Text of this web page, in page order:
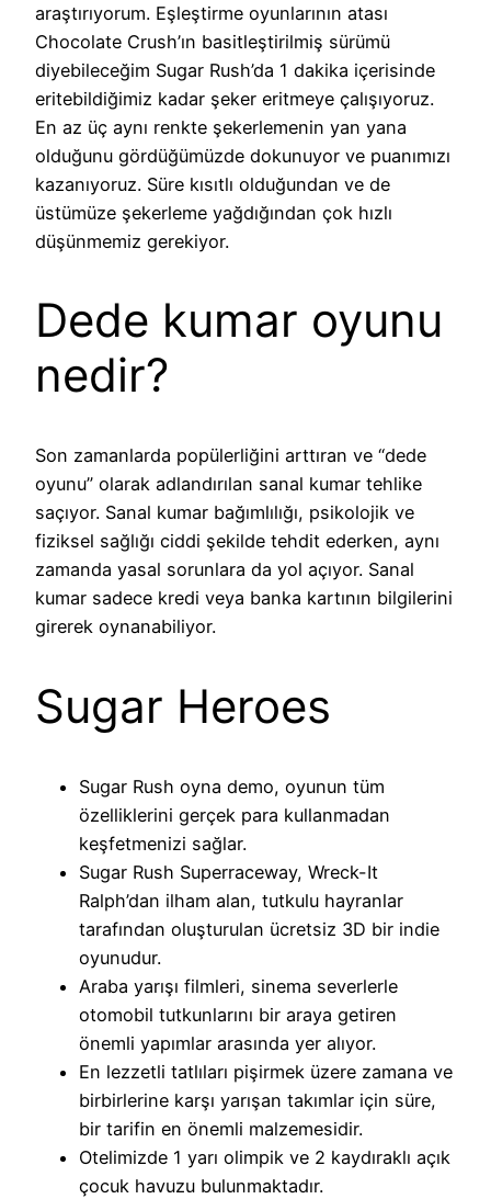
araştırıyorum. Eşleştirme oyunlarının atası
Chocolate Crush’ın basitleştirilmiş sürümü
diyebileceğim Sugar Rush’da 1 dakika içerisinde
eritebildiğimiz kadar şeker eritmeye çalışıyoruz.
En az üç aynı renkte şekerlemenin yan yana
olduğunu gördüğümüzde dokunuyor ve puanımızı
kazanıyoruz. Süre kısıtlı olduğundan ve de
üstümüze şekerleme yağdığından çok hızlı
düşünmemiz gerekiyor.
Dede kumar oyunu
nedir?
Son zamanlarda popülerliğini arttıran ve “dede
oyunu” olarak adlandırılan sanal kumar tehlike
saçıyor. Sanal kumar bağımlılığı, psikolojik ve
fiziksel sağlığı ciddi şekilde tehdit ederken, aynı
zamanda yasal sorunlara da yol açıyor. Sanal
kumar sadece kredi veya banka kartının bilgilerini
girerek oynanabiliyor.
Sugar Heroes
Sugar Rush oyna demo, oyunun tüm
özelliklerini gerçek para kullanmadan
keşfetmenizi sağlar.
Sugar Rush Superraceway, Wreck-It
Ralph’dan ilham alan, tutkulu hayranlar
tarafından oluşturulan ücretsiz 3D bir indie
oyunudur.
Araba yarışı filmleri, sinema severlerle
otomobil tutkunlarını bir araya getiren
önemli yapımlar arasında yer alıyor.
En lezzetli tatlıları pişirmek üzere zamana ve
birbirlerine karşı yarışan takımlar için süre,
bir tarifin en önemli malzemesidir.
Otelimizde 1 yarı olimpik ve 2 kaydıraklı açık
çocuk havuzu bulunmaktadır.